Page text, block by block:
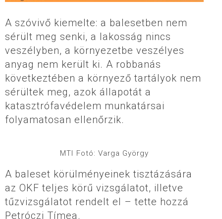
A szóvivő kiemelte: a balesetben nem
sérült meg senki, a lakosság nincs
veszélyben, a környezetbe veszélyes
anyag nem került ki. A robbanás
következtében a környező tartályok nem
sérültek meg, azok állapotát a
katasztrófavédelem munkatársai
folyamatosan ellenőrzik.
MTI Fotó: Varga György
A baleset körülményeinek tisztázására
az OKF teljes körű vizsgálatot, illetve
tűzvizsgálatot rendelt el – tette hozzá
Petróczi Tímea.